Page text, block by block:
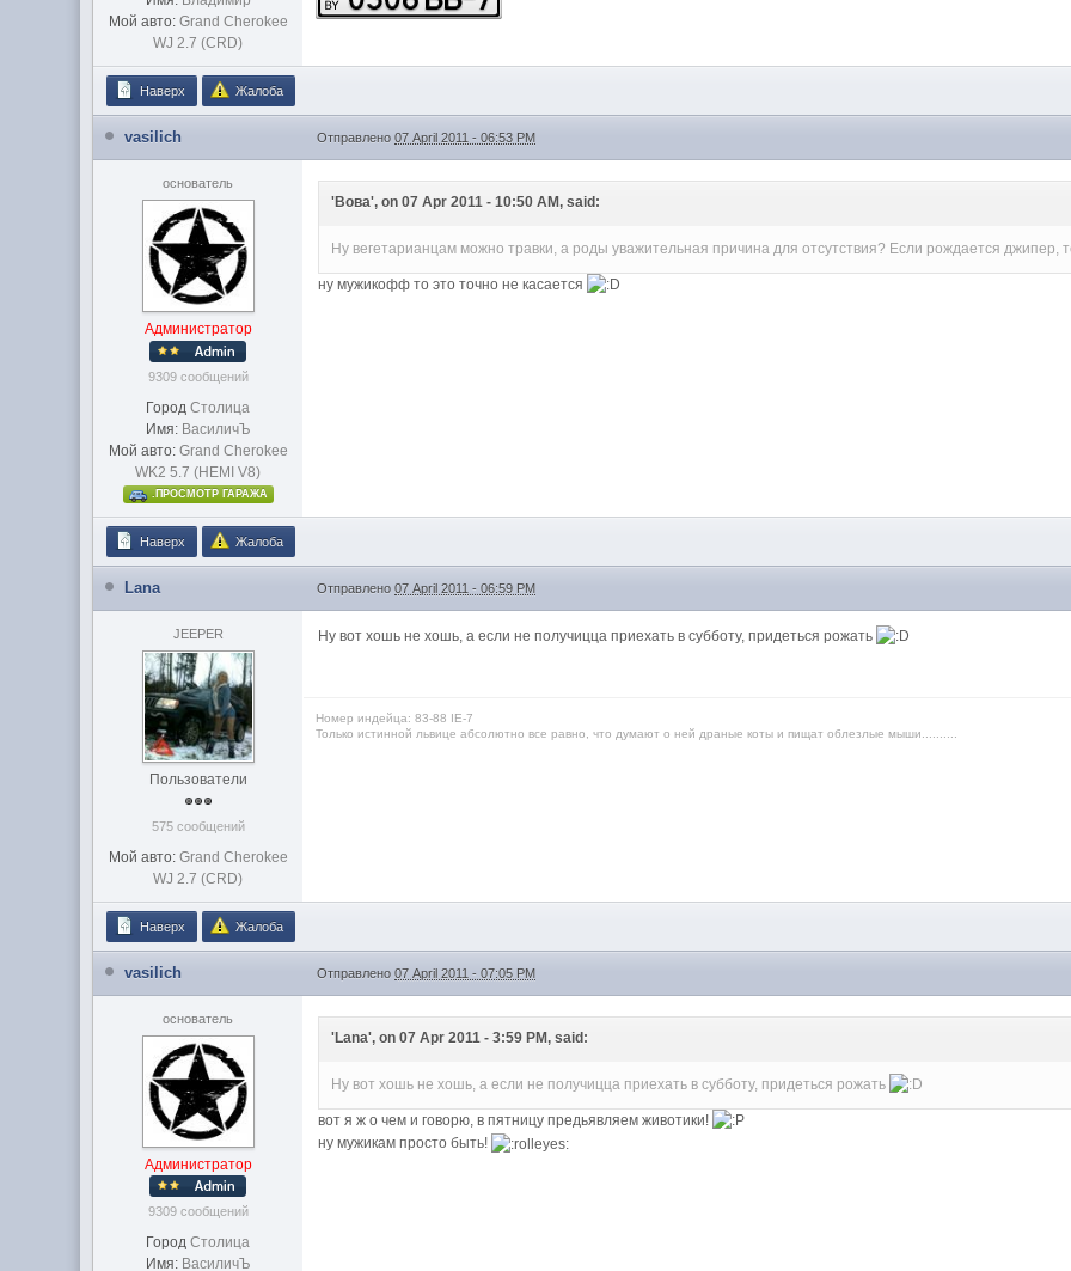
Мой авто: Grand Cherokee
WJ 2.7 (CRD)
Наверх Жалоба
vasilich Отправлено07 April 2011 - 06:53 PM
основатель
Администратор
9309 сообщений
Город Столица
Имя: ВасиличЪ
Мой авто: Grand Cherokee
WK2 5.7 (HEMI V8)
.ПРОСМОТР ГАРАЖА
'Вова', on 07 Apr 2011 - 10:50 AM, said:
Ну вегетарианцам можно травки, а роды уважительная причина для отсутствия? Если рождается джипер,
ну мужикофф то это точно не касается
Наверх Жалоба
Lana Отправлено07 April 2011 - 06:59 PM
JEEPER
Пользователи
575 сообщений
Мой авто: Grand Cherokee
WJ 2.7 (CRD)
Ну вот хошь не хошь, а если не получицца приехать в субботу, придеться рожать
Номер индейца: 83-88 IЕ-7
Только истинной львице абсолютно все равно, что думают о ней драные коты и пищат облезлые мыши..........
Наверх Жалоба
vasilich Отправлено07 April 2011 - 07:05 PM
основатель
Администратор
9309 сообщений
Город Столица
Имя: ВасиличЪ
'Lana', on 07 Apr 2011 - 3:59 PM, said:
Ну вот хошь не хошь, а если не получицца приехать в субботу, придеться рожать
вот я ж о чем и говорю, в пятницу предьявляем животики!
ну мужикам просто быть!